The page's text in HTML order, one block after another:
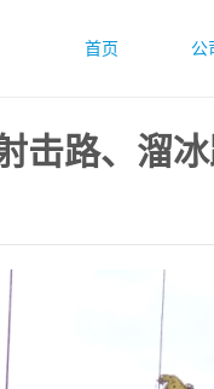
首页 公
击路、溜